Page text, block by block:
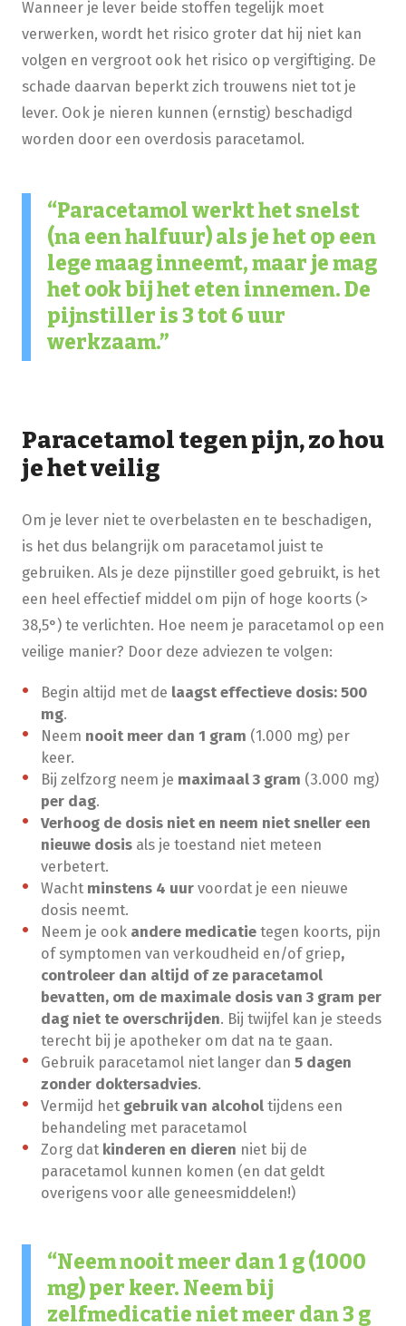
Wanneer je lever beide stoffen tegelijk moet
verwerken, wordt het risico groter dat hij niet kan
volgen en vergroot ook het risico op vergiftiging. De
schade daarvan beperkt zich trouwens niet tot je
lever. Ook je nieren kunnen (ernstig) beschadigd
worden door een overdosis paracetamol.
Paracetamol werkt het snelst
(na een halfuur) als je het op een
lege maag inneemt, maar je mag
het ook bij het eten innemen. De
pijnstiller is 3 tot 6 uur
werkzaam.
Paracetamol tegen pijn, zo hou
je het veilig
Om je lever niet te overbelasten en te beschadigen,
is het dus belangrijk om paracetamol juist te
gebruiken. Als je deze pijnstiller goed gebruikt, is het
een heel effectief middel om pijn of hoge koorts (>
38,5°) te verlichten. Hoe neem je paracetamol op een
veilige manier? Door deze adviezen te volgen:
​Begin altijd met de laagst effectieve dosis: 500
mg.
Neem nooit meer dan 1 gram (1.000 mg) per
keer.
Bij zelfzorg neem je maximaal 3 gram (3.000 mg)
per dag.
Verhoog de dosis niet en neem niet sneller een
nieuwe dosis als je toestand niet meteen
verbetert.
Wacht minstens 4 uur voordat je een nieuwe
dosis neemt.
Neem je ook andere medicatietegen koorts, pijn
of symptomen van verkoudheid en/of griep,
controleer dan altijd of ze paracetamol
bevatten, om de maximale dosis van 3 gram per
dag niet te overschrijden. Bij twijfel kan je steeds
terecht bij je apotheker om dat na te gaan.
Gebruik paracetamol niet langer dan5 dagen
zonder doktersadvies.
Vermijd het gebruik van alcohol tijdens een
behandeling met paracetamol
Zorg dat kinderen en dieren niet bij de
paracetamol kunnen komen (en dat geldt
overigens voor alle geneesmiddelen!)
Neem nooit meer dan 1 g (1000
mg) per keer. Neem bij
zelfmedicatie niet meer dan 3 g